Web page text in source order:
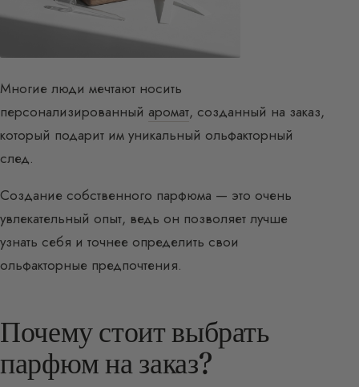
Многие люди мечтают носить
персонализированный аромат, созданный на заказ,
который подарит им уникальный ольфакторный
след.
Создание собственного парфюма — это очень
увлекательный опыт, ведь он позволяет лучше
узнать себя и точнее определить свои
ольфакторные предпочтения.
Почему стоит выбрать
парфюм на заказ?